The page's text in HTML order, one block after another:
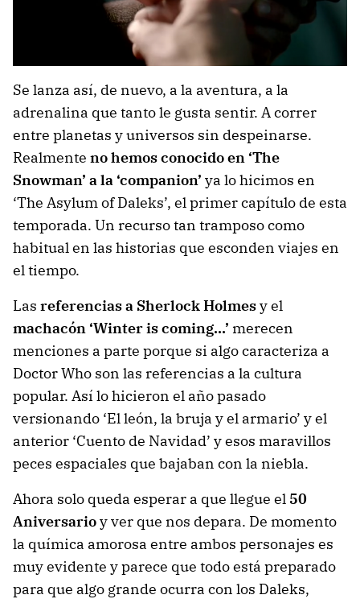
Se lanza así, de nuevo, a la aventura, a la
adrenalina que tanto le gusta sentir. A correr
entre planetas y universos sin despeinarse.
Realmente no hemos conocido en ‘The
Snowman’ a la ‘companion’ ya lo hicimos en
‘The Asylum of Daleks’, el primer capítulo de esta
temporada. Un recurso tan tramposo como
habitual en las historias que esconden viajes en
el tiempo.
Las referencias a Sherlock Holmesy el
machacón ‘Winter is coming…’ merecen
menciones a parte porque si algo caracteriza a
Doctor Who son las referencias a la cultura
popular. Así lo hicieron el año pasado
versionando ‘El león, la bruja y el armario’ y el
anterior ‘Cuento de Navidad’ y esos maravillos
peces espaciales que bajaban con la niebla.
Ahora solo queda esperar a que llegue el 50
Aniversarioy ver que nos depara. De momento
la química amorosa entre ambos personajes es
muy evidente y parece que todo está preparado
para que algo grande ocurra con los Daleks,